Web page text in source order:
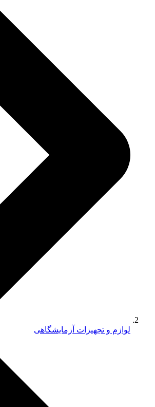
لوازم و تجهیزات آزمایشگاهی